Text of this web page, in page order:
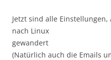
Jetzt sind alle
nach Linux
gewandert
(Natürlich auch die Emails